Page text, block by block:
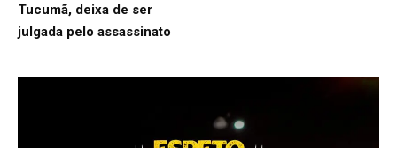
Tucumã, deixa de ser
julgada pelo assassinato